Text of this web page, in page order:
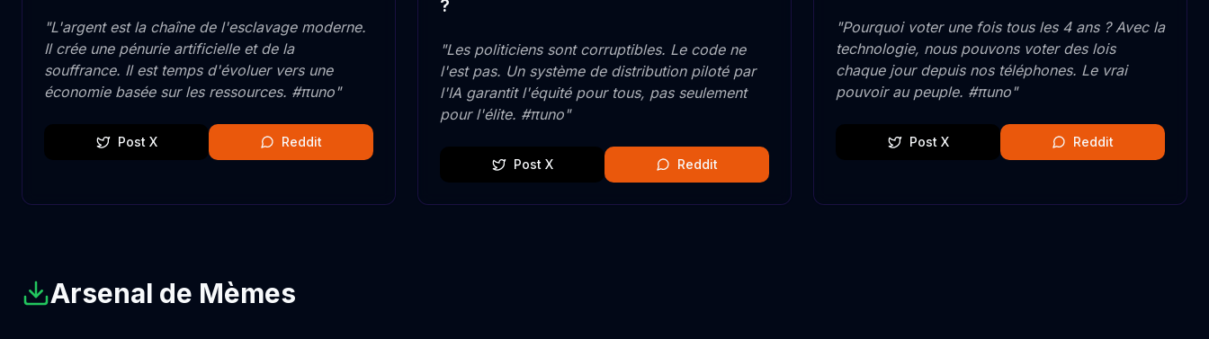
"L'argent est la chaîne de l'esclavage moderne.
Il crée une pénurie artificielle et de la
souffrance. Il est temps d'évoluer vers une
économie basée sur les ressources. #πuno"
Post X Reddit
?
"Les politiciens sont corruptibles. Le code ne
l'est pas. Un système de distribution piloté par
l'IA garantit l'équité pour tous, pas seulement
pour l'élite. #πuno"
Post X Reddit
"Pourquoi voter une fois tous les 4 ans ? Avec la
technologie, nous pouvons voter des lois
chaque jour depuis nos téléphones. Le vrai
pouvoir au peuple. #πuno"
Post X Reddit
Arsenal de Mèmes